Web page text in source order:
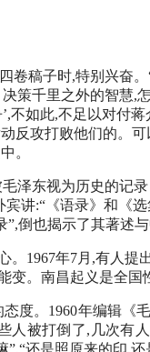
卷稿子时,特别兴奋
策千里之外的智慧
不如此,不足以对付
反攻打败他们的。
。
泽东视为历史的记
讲:“《语录》和
倒也揭示了其著述
1967年7月,有人
变。南昌起义是全
度。1960年编辑
人被打倒了,几次
”,“还是照原来的印